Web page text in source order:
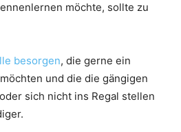
möchte, sollte zu
besorgen, die gerne ein
und die die gängigen
sich nicht ins Regal stellen